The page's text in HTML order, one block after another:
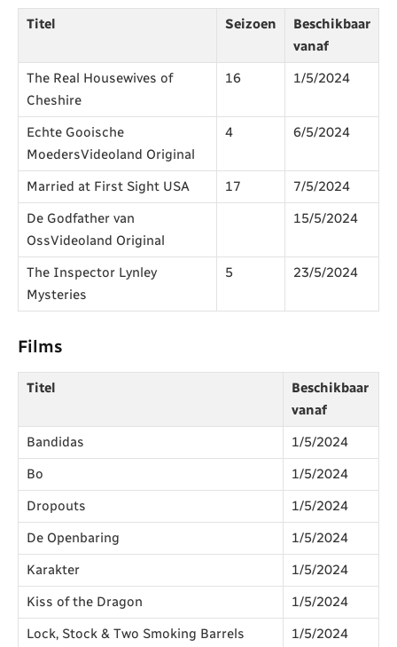
Titel Seizoen
Beschikbaar
vanaf
The Real Housewives of
Cheshire
16 1/5/2024
Echte Gooische
MoedersVideoland Original
4 6/5/2024
Married at First Sight USA 17
7/5/2024
De Godfather van
OssVideoland Original
15/5/2024
The Inspector Lynley
Mysteries
5 23/5/2024
Films
Titel
Beschikbaar
vanaf
Bandidas
1/5/2024
Bo
1/5/2024
Dropouts
1/5/2024
De Openbaring
1/5/2024
Karakter
1/5/2024
Kiss of the Dragon
1/5/2024
Lock, Stock & Two Smoking Barrels
1/5/2024